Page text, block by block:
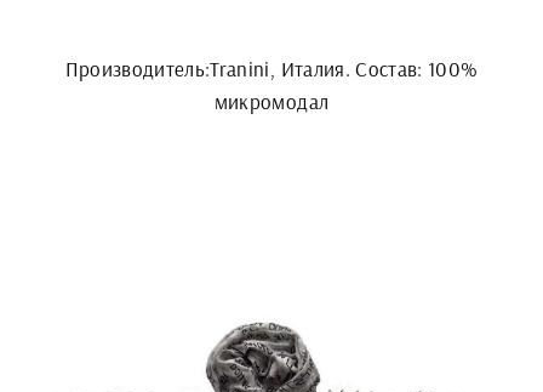
Производитель:Tranini, Италия. Состав: 100%
микромодал